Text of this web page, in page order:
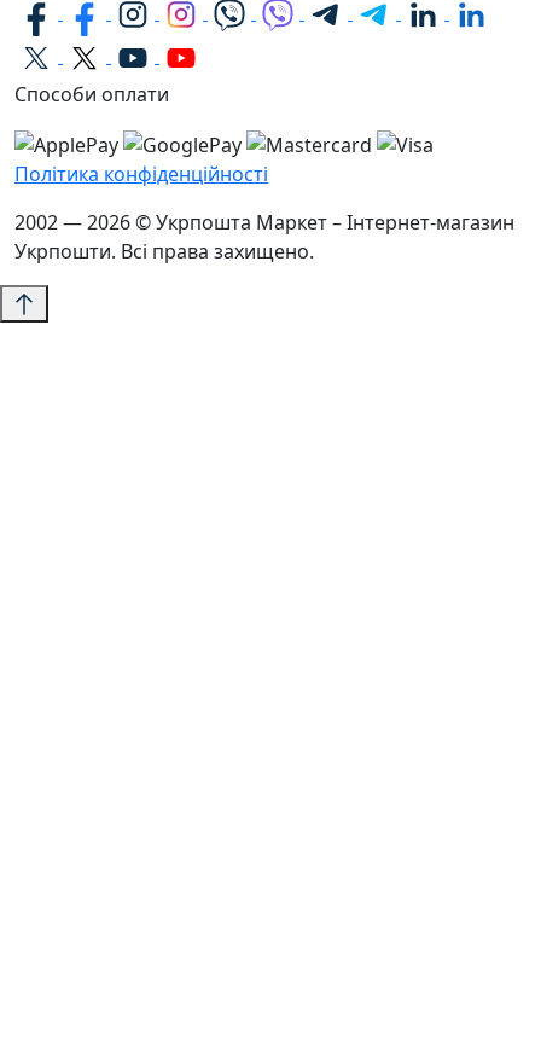
Способи оплати
Політика конфіденційності
2002 — 2026 © Укрпошта Маркет – Інтернет-магазин
Укрпошти. Всі права захищено.